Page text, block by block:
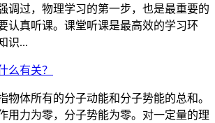
调过，物理学习的第一步，也是最重要的
认真听课。课堂听课是最高效的学习环
识...
么有关？
物体所有的分子动能和分子势能的总和。
用力为零，分子势能为零。对一定量的理